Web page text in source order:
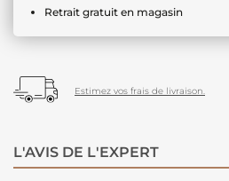
Retrait gratuit en magasin
Estimez vos frais de livraison.
L'AVIS DE L'EXPERT